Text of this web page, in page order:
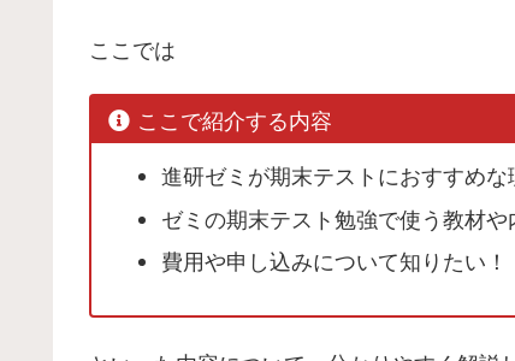
ここでは
ここで紹介する内容
進研ゼミが期末テストにおすすめな
ゼミの期末テスト勉強で使う教材
費用や申し込みについて知りたい！